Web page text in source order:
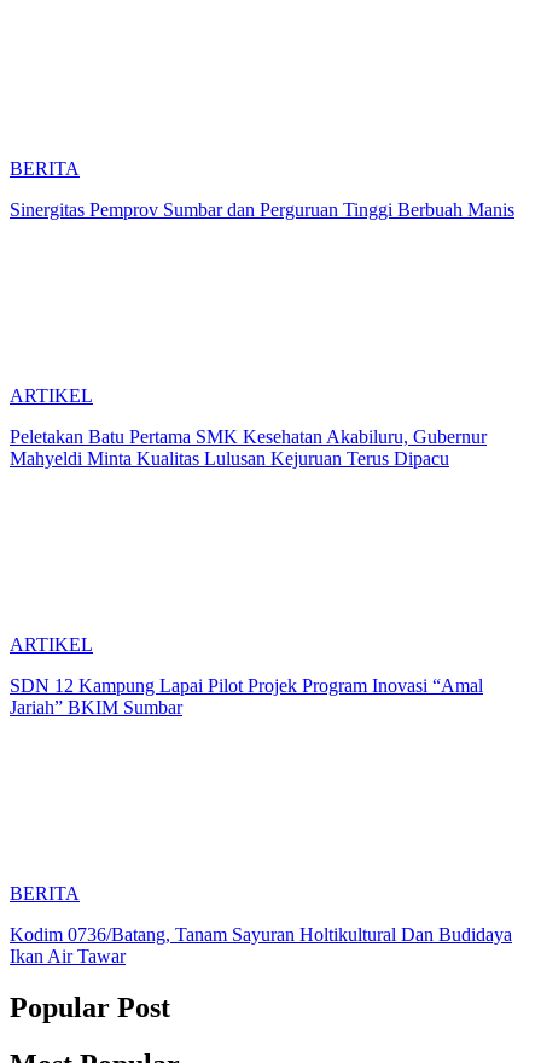
BERITA
Sinergitas Pemprov Sumbar dan Perguruan Tinggi Berbuah Manis
ARTIKEL
Peletakan Batu Pertama SMK Kesehatan Akabiluru, Gubernur
Mahyeldi Minta Kualitas Lulusan Kejuruan Terus Dipacu
ARTIKEL
SDN 12 Kampung Lapai Pilot Projek Program Inovasi “Amal
Jariah” BKIM Sumbar
BERITA
Kodim 0736/Batang, Tanam Sayuran Holtikultural Dan Budidaya
Ikan Air Tawar
Popular Post